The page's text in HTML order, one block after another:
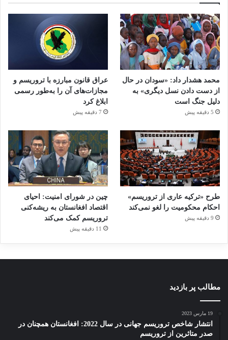
محمد هشدار داد: «سودان در حال
از دست دادن نسل دیگری» به
دلیل جنگ است
5 دقیقه پیش
عراق قانون مبارزه با تروریسم و
مجازات‌های آن را به‌طور رسمی
ابلاغ کرد
7 دقیقه پیش
طرح «ترکیه عاری از تروریسم»
احکام محکومیت را لغو نمی‌کند
9 دقیقه پیش
چین در شورای امنیت: احیای
اقتصاد افغانستان به ریشه‌کنی
تروریسم کمک می‌کند
11 دقیقه پیش
مطالب پر بازدید
19 مارس 2023
انتشار شاخص تروریسم جهانی در سال 2022: افغانستان همچنان در
صدر متاثرین از تروریسم